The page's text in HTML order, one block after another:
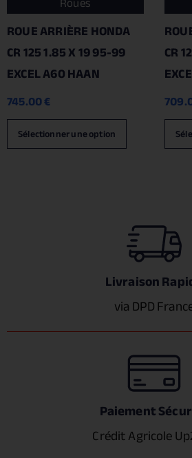
ROUE ARRIÈRE HONDA
CR 125 1.85 X 19 95-99
EXCEL A60 HAAN
745.00€
Sélectionner une option
CR
Livraison
via DPD
Paiement
Crédit Agricole